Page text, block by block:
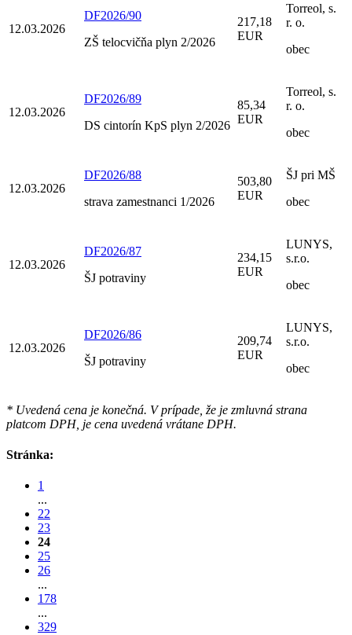
12.03.2026
DF2026/90
ZŠ telocvičňa plyn 2/2026
217,18
EUR
Torreol, s.
r. o.
obec
12.03.2026
DF2026/89
DS cintorín KpS plyn 2/2026
85,34
EUR
Torreol, s.
r. o.
obec
12.03.2026
DF2026/88
strava zamestnanci 1/2026
503,80
EUR
ŠJ pri MŠ
obec
12.03.2026
DF2026/87
ŠJ potraviny
234,15
EUR
LUNYS,
s.r.o.
obec
12.03.2026
DF2026/86
ŠJ potraviny
209,74
EUR
LUNYS,
s.r.o.
obec
* Uvedená cena je konečná. V prípade, že je zmluvná strana
platcom DPH, je cena uvedená vrátane DPH.
Stránka:
1
...
22
23
24
25
26
...
178
...
329